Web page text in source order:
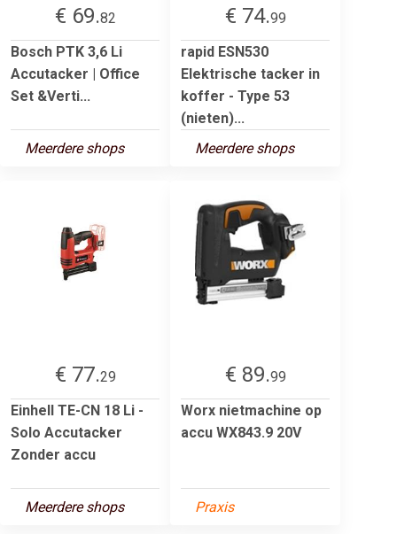
€ 69.82
Bosch PTK 3,6 Li
Accutacker | Office
Set &Verti...
Meerdere shops
€ 74.99
rapid ESN530
Elektrische tacker in
koffer - Type 53
(nieten)...
Meerdere shops
€ 77.29
Einhell TE-CN 18 Li -
Solo Accutacker
Zonder accu
Meerdere shops
€ 89.99
Worx nietmachine op
accu WX843.9 20V
Praxis